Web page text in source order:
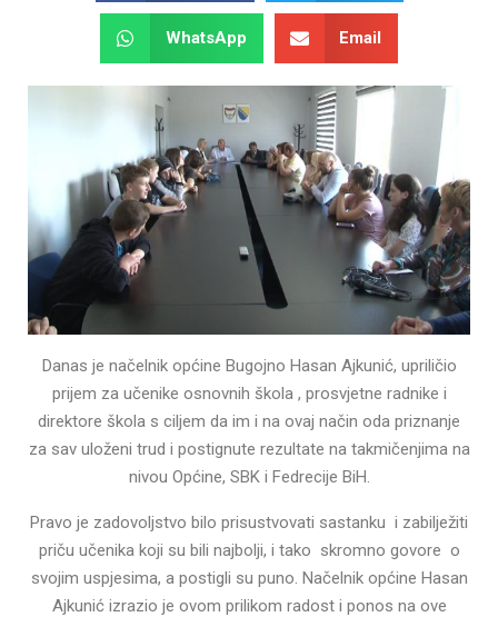
WhatsApp Email
Danas je načelnik općine Bugojno Hasan Ajkunić, upriličio
prijem za učenike osnovnih škola , prosvjetne radnike i
direktore škola s ciljem da im i na ovaj način oda priznanje
za sav uloženi trud i postignute rezultate na takmičenjima na
nivou Općine, SBK i Fedrecije BiH.
Pravo je zadovoljstvo bilo prisustvovati sastanku i zabilježiti
priču učenika koji su bili najbolji, i tako skromno govore o
svojim uspjesima, a postigli su puno. Načelnik općine Hasan
Ajkunić izrazio je ovom prilikom radost i ponos na ove